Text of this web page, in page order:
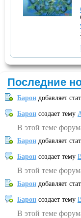
Последние
Барон добавляет
Барон создает тему
В этой теме
Барон добавляет
Барон создает тему
В этой теме
Барон добавляет
Барон создает тему
В этой теме